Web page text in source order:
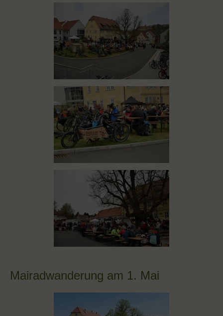
Mairadwanderung am 1. Mai